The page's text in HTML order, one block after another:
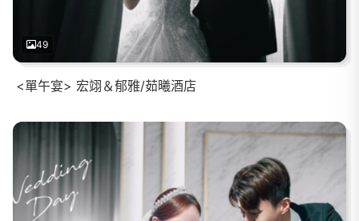
49
<單午宴> 宏翊＆郁雅/茹曦酒店